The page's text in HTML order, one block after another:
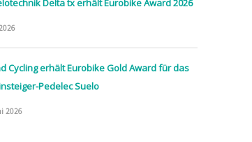
Cycling erhält Eurobike Gold Award für das
Pedelec Suelo
2026